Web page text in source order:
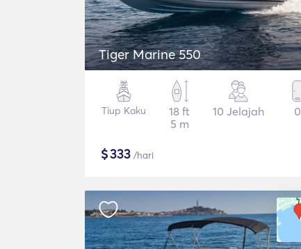
Tiger Marine 550
Tiup Kaku
18 ft
5 m
10 Jelajah 0
$333 /hari